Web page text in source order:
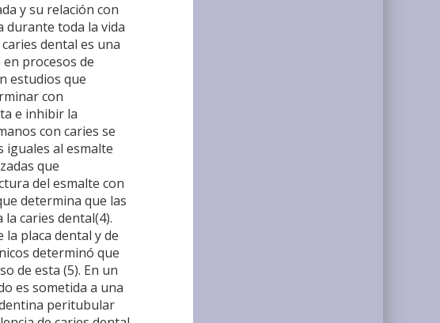
y su relación con
durante toda la vida
dental es una
procesos de
estudios que
con
e inhibir la
con caries se
iguales al esmalte
que
del esmalte con
determina que las
caries dental(4).
placa dental y de
determinó que
de esta (5). En un
es sometida a una
peritubular